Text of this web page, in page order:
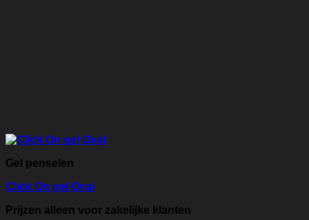
Gel penselen
Click On gel Oval
Prijzen alleen voor zakelijke klanten